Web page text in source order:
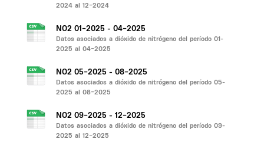
2024 al 12-2024
NO2 01-2025 - 04-2025
Datos asociados a dióxido de nitrógeno del período 01-
2025 al 04-2025
NO2 05-2025 - 08-2025
Datos asociados a dióxido de nitrógeno del período 05-
2025 al 08-2025
NO2 09-2025 - 12-2025
Datos asociados a dióxido de nitrógeno del período 09-
2025 al 12-2025